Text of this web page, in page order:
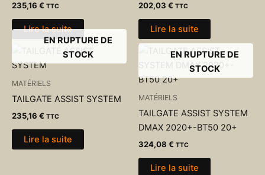
235,16 € TTC
Lire la suite
202,03 € TTC
Lire la suite
EN RUPTURE DE
STOCK
MATÉRIELS
TAILGATE ASSIST SYSTEM
235,16 € TTC
Lire la suite
EN RUPTURE DE
STOCK
MATÉRIELS
TAILGATE ASSIST SYSTEM
DMAX 2020+-BT50 20+
324,08 € TTC
Lire la suite